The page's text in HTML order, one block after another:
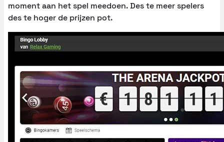
moment aan het spel meedoen. Des te meer spelers
des te hoger de prijzen pot.